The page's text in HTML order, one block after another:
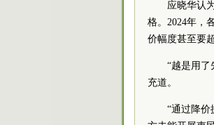
应晓华认
格。2024年，
价幅度甚至要
“越是用
充道。
“通过降